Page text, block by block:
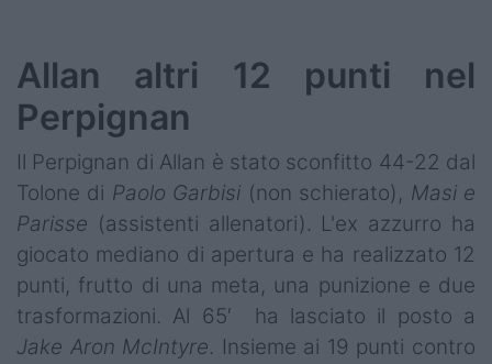
Allan altri 12 punti nel
Perpignan
Il Perpignan di Allan è stato sconfitto 44-22 dal
Tolone di Paolo Garbisi (non schierato), Masi e
Parisse (assistenti allenatori). L'ex azzurro ha
giocato mediano di apertura e ha realizzato 12
punti, frutto di una meta, una punizione e due
trasformazioni. Al 65′ ha lasciato il posto a
Jake Aron McIntyre. Insieme ai 19 punti contro